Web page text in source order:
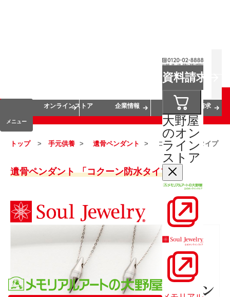
資料請求
大野屋
のオン
ライン
ストア
メニュー
会員サービス
オンラインストア
企業情報 資料請求
トップ 手元供養 遺骨ペンダント コクーン防水タイプ
遺骨ペンダント 「コクーン防水タイプ」